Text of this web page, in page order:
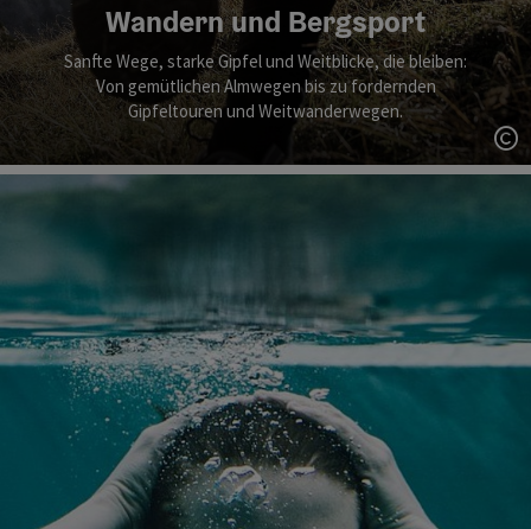
Wandern und Bergsport
Sanfte Wege, starke Gipfel und Weitblicke, die bleiben:
Von gemütlichen Almwegen bis zu fordernden
Gipfeltouren und Weitwanderwegen.